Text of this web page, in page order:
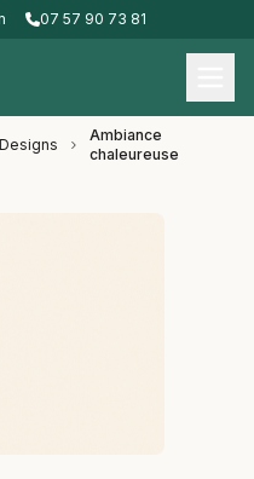
07 57 90 73 81
Designs
Ambiance
chaleureuse